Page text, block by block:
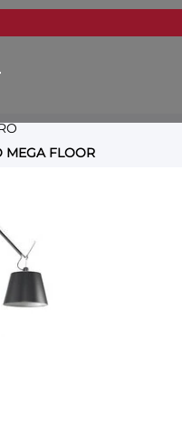
Open menu
MEGA FLOOR